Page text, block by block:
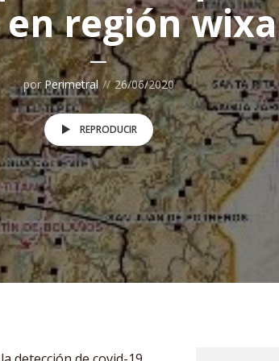
en región
porPerimetral 26/06/2020
REPRODUCIR